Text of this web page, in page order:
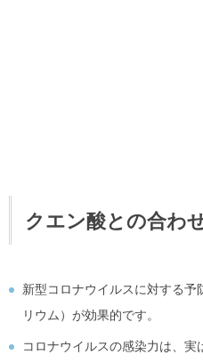
クエン酸との合わ
新型コロナウイルスに対する予
リウム）が効果的です。
コロナウイルスの感染力は、